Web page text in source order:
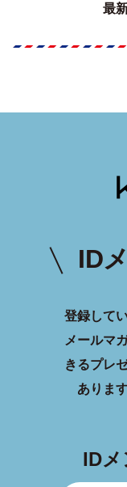
最
ID
登録して
メールマ
きるプレ
あります
IDメ